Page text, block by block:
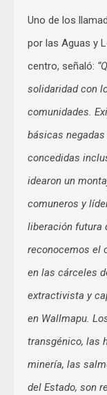
Uno de los
por las Aguas y
centro, señaló:
solidaridad con
comunidades.
básicas
concedidas
idearon un
comuneros y
liberación futura
reconocemos el
en las cárceles
extractivista y
en Wallmapu.
transgénico, las
minería, las
del Estado, son